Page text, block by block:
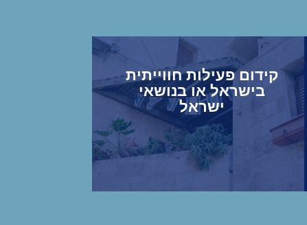
קידום פעילות חווייתית
בישראל או בנושאי
ישראל